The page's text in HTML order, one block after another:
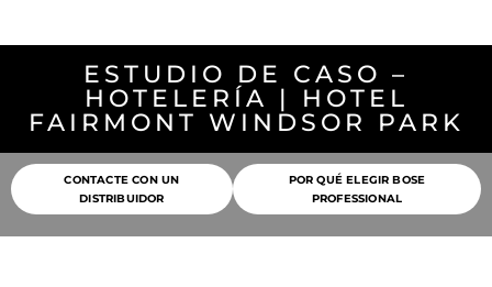
ESTUDIO DE CASO –
HOTELERÍA | HOTEL
FAIRMONT WINDSOR PARK
CONTACTE CON UN
DISTRIBUIDOR
POR QUÉ ELEGIR BOSE
PROFESSIONAL